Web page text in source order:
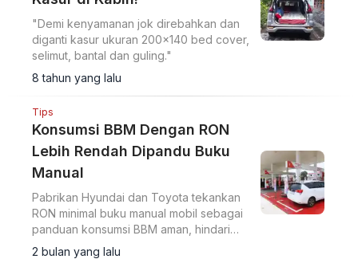
"Demi kenyamanan jok direbahkan dan
diganti kasur ukuran 200×140 bed cover,
selimut, bantal dan guling."
8 tahun yang lalu
Tips
Konsumsi BBM Dengan RON
Lebih Rendah Dipandu Buku
Manual
Pabrikan Hyundai dan Toyota tekankan
RON minimal buku manual mobil sebagai
panduan konsumsi BBM aman, hindari
risiko mesin di tengah harga naik.
2 bulan yang lalu